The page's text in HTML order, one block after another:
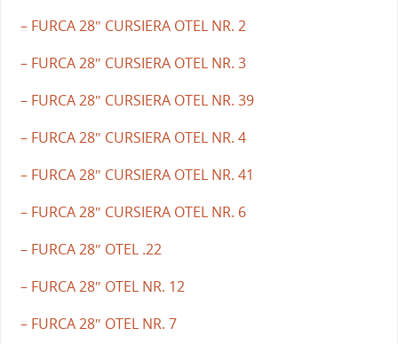
– FURCA 28″ CURSIERA OTEL NR. 2
– FURCA 28″ CURSIERA OTEL NR. 3
– FURCA 28″ CURSIERA OTEL NR. 39
– FURCA 28″ CURSIERA OTEL NR. 4
– FURCA 28″ CURSIERA OTEL NR. 41
– FURCA 28″ CURSIERA OTEL NR. 6
– FURCA 28″ OTEL .22
– FURCA 28″ OTEL NR. 12
– FURCA 28″ OTEL NR. 7